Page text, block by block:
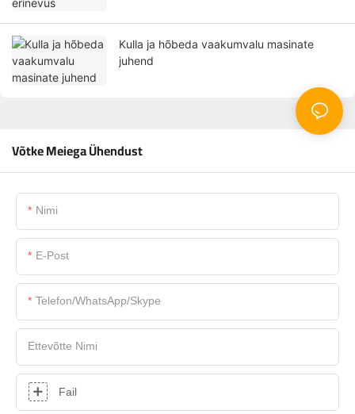
Kulla ja hõbeda vaakumvalu masinate
juhend
Võtke Meiega Ühendust
Nimi
E-Post
Telefon/WhatsApp/Skype
Ettevõtte Nimi
Fail